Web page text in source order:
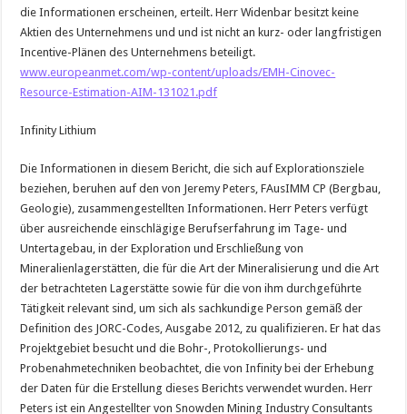
die Informationen erscheinen, erteilt. Herr Widenbar besitzt keine
Aktien des Unternehmens und und ist nicht an kurz- oder langfristigen
Incentive-Plänen des Unternehmens beteiligt.
www.europeanmet.com/wp-content/uploads/EMH-Cinovec-
Resource-Estimation-AIM-131021.pdf
Infinity Lithium
Die Informationen in diesem Bericht, die sich auf Explorationsziele
beziehen, beruhen auf den von Jeremy Peters, FAusIMM CP (Bergbau,
Geologie), zusammengestellten Informationen. Herr Peters verfügt
über ausreichende einschlägige Berufserfahrung im Tage- und
Untertagebau, in der Exploration und Erschließung von
Mineralienlagerstätten, die für die Art der Mineralisierung und die Art
der betrachteten Lagerstätte sowie für die von ihm durchgeführte
Tätigkeit relevant sind, um sich als sachkundige Person gemäß der
Definition des JORC-Codes, Ausgabe 2012, zu qualifizieren. Er hat das
Projektgebiet besucht und die Bohr-, Protokollierungs- und
Probenahmetechniken beobachtet, die von Infinity bei der Erhebung
der Daten für die Erstellung dieses Berichts verwendet wurden. Herr
Peters ist ein Angestellter von Snowden Mining Industry Consultants